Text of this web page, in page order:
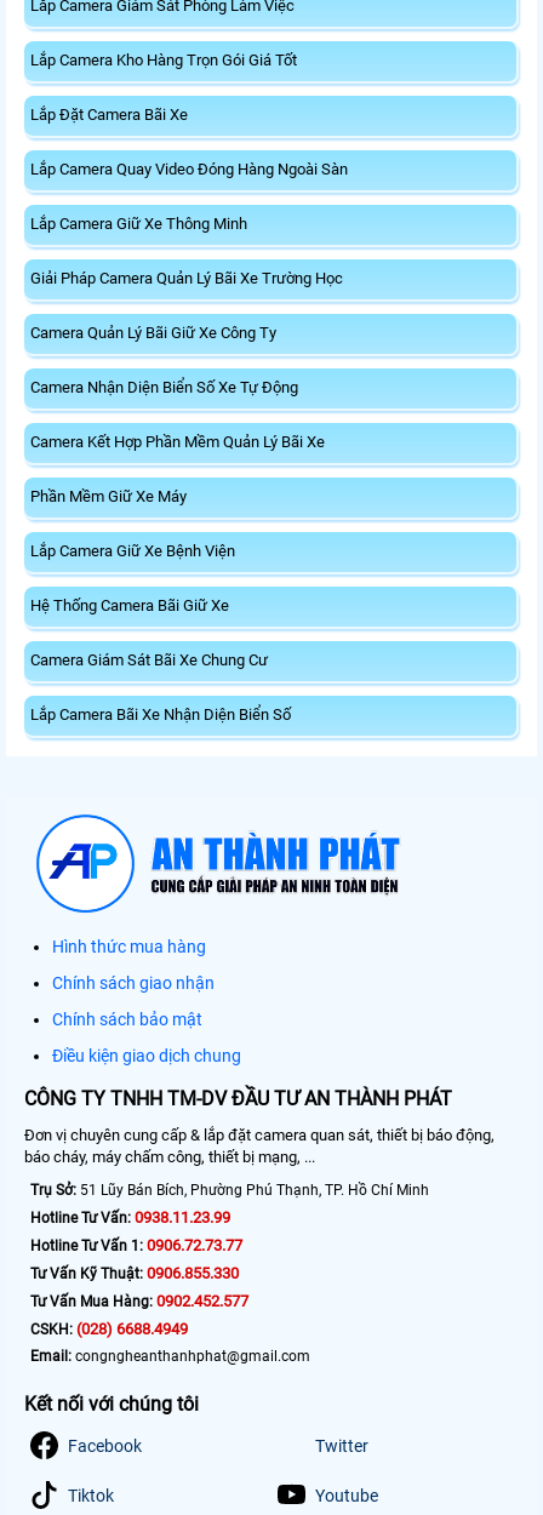
Lắp Camera Giám Sát Phòng Làm Việc
Lắp Camera Kho Hàng Trọn Gói Giá Tốt
Lắp Đặt Camera Bãi Xe
Lắp Camera Quay Video Đóng Hàng Ngoài Sàn
Lắp Camera Giữ Xe Thông Minh
Giải Pháp Camera Quản Lý Bãi Xe Trường Học
Camera Quản Lý Bãi Giữ Xe Công Ty
Camera Nhận Diện Biển Số Xe Tự Động
Camera Kết Hợp Phần Mềm Quản Lý Bãi Xe
Phần Mềm Giữ Xe Máy
Lắp Camera Giữ Xe Bệnh Viện
Hệ Thống Camera Bãi Giữ Xe
Camera Giám Sát Bãi Xe Chung Cư
Lắp Camera Bãi Xe Nhận Diện Biển Số
Hình thức mua hàng
Chính sách giao nhận
Chính sách bảo mật
Điều kiện giao dịch chung
CÔNG TY TNHH TM-DV ĐẦU TƯ AN THÀNH PHÁT
Đơn vị chuyên cung cấp & lắp đặt camera quan sát, thiết bị báo động,
báo cháy, máy chấm công, thiết bị mạng, ...
Trụ Sở: 51 Lũy Bán Bích, Phường Phú Thạnh, TP. Hồ Chí Minh
Hotline Tư Vấn: 0938.11.23.99
Hotline Tư Vấn 1: 0906.72.73.77
Tư Vấn Kỹ Thuật: 0906.855.330
Tư Vấn Mua Hàng: 0902.452.577
CSKH: (028) 6688.4949
Email: congngheanthanhphat@gmail.com
Kết nối với chúng tôi
Facebook Twitter
Tiktok Youtube